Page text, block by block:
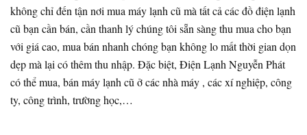
không chỉ đến tận nơi mua máy lạnh cũ mà tất cả các đồ điện lạnh
cũ bạn cần bán, cần thanh lý chúng tôi sẵn sàng thu mua cho bạn
với giá cao, mua bán nhanh chóng bạn không lo mất thời gian dọn
dẹp mà lại có thêm thu nhập. Đặc biệt, Điện Lạnh Nguyễn Phát
có thể mua, bán máy lạnh cũ ở các nhà máy , các xí nghiệp, công
ty, công trình, trường học,…